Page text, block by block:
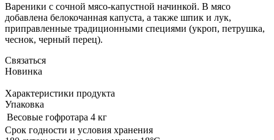
Вареники с сочной мясо-капустной начинкой. В мясо
добавлена белокочанная капуста, а также шпик и лук,
приправленные традиционными специями (укроп, петрушка,
чеснок, черный перец).
Связаться
Новинка
Характеристики продукта
Упаковка
Весовые гофротара 4 кг
Срок годности и условия хранения